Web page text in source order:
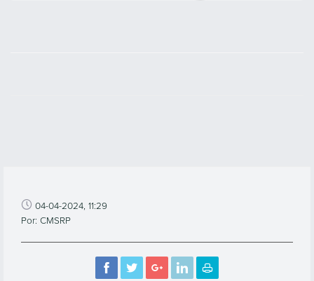
04-04-2024, 11:29
Por: CMSRP